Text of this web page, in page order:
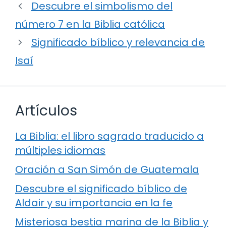
Descubre el simbolismo del
número 7 en la Biblia católica
Significado bíblico y relevancia de
Isaí
Artículos
La Biblia: el libro sagrado traducido a
múltiples idiomas
Oración a San Simón de Guatemala
Descubre el significado bíblico de
Aldair y su importancia en la fe
Misteriosa bestia marina de la Biblia y